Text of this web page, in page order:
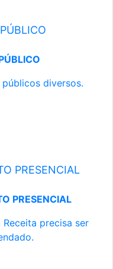
diversos.
PRESENCIAL
PRESENCIAL
precisa ser